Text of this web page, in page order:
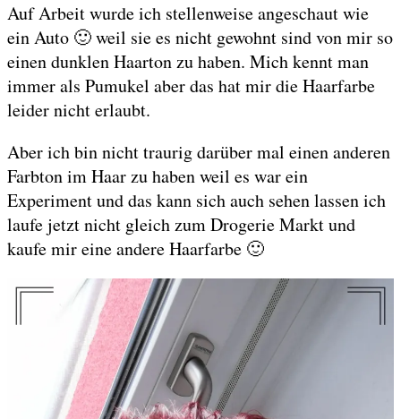
Auf Arbeit wurde ich stellenweise angeschaut wie
ein Auto 🙂 weil sie es nicht gewohnt sind von mir so
einen dunklen Haarton zu haben. Mich kennt man
immer als Pumukel aber das hat mir die Haarfarbe
leider nicht erlaubt.
Aber ich bin nicht traurig darüber mal einen anderen
Farbton im Haar zu haben weil es war ein
Experiment und das kann sich auch sehen lassen ich
laufe jetzt nicht gleich zum Drogerie Markt und
kaufe mir eine andere Haarfarbe 🙂